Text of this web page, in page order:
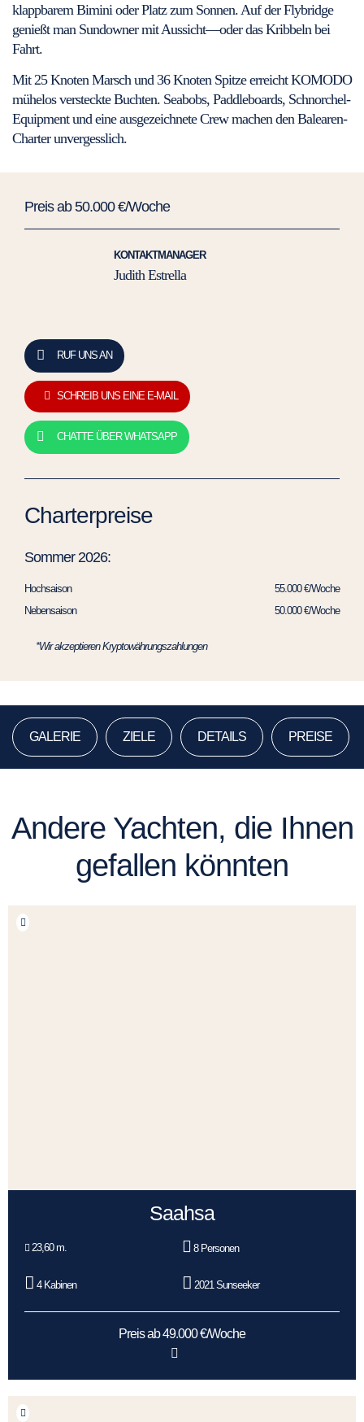
klappbarem Bimini oder Platz zum Sonnen. Auf der Flybridge
genießt man Sundowner mit Aussicht—oder das Kribbeln bei
Fahrt.
Mit 25 Knoten Marsch und 36 Knoten Spitze erreicht KOMODO
mühelos versteckte Buchten. Seabobs, Paddleboards, Schnorchel-
Equipment und eine ausgezeichnete Crew machen den Balearen-
Charter unvergesslich.
Preis ab 50.000 €/Woche
KONTAKTMANAGER
Judith Estrella
RUF UNS AN
SCHREIB UNS EINE E-MAIL
CHATTE ÜBER WHATSAPP
Charterpreise
Sommer 2026:
Hochsaison
55.000 €/Woche
Nebensaison
50.000 €/Woche
*Wir akzeptieren Kryptowährungszahlungen
GALERIE ZIELE DETAILS PREISE
Andere Yachten, die Ihnen
gefallen könnten
Saahsa
23,60 m. 8 Personen
4 Kabinen 2021 Sunseeker
Preis ab 49.000 €/Woche